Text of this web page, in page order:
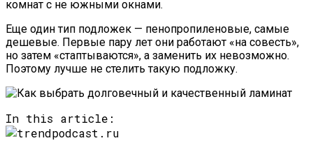
комнат с не южными окнами.
Еще один тип подложек — пенопропиленовые, самые
дешевые. Первые пару лет они работают «на совесть»,
но затем «стаптываются», а заменить их невозможно.
Поэтому лучше не стелить такую подложку.
In this article: